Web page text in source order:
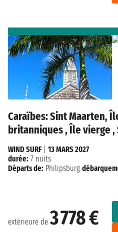
Caraïbes: Sint Maarten,
britanniques , Île vierge
extérieure de3 778 €
WIND SURF| 13 MARS 2027
durée: 7 nuits
Départs de: Philipsburg